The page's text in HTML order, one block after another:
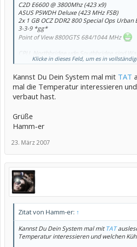
C2D E6600 @ 3800Mhz (423 x9)
ASUS P5WDH Deluxe (423 MHz FSB)
2x 1 GB OCZ DDR2 800 Special Ops Urban
3-3-9 *gg*
Point of View 8800GTS 684/1044 MHz
CPU, Northbridge udn Southbridge sind
wird von 2x Nexxxos Pro runter gekühlt,
Klicke in dieses Feld, um es in
Kannst Du Dein System mal mit TAT
mal die Temperatur interessieren
verbaut hast.
Grüße
Hamm-er
23. März 2007
Zitat von Hamm-er: ↑
Kannst Du Dein System mal mitTAT
Temperatur interessieren und welchen